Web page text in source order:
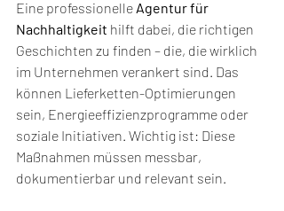
Eine professionelle Agentur für
Nachhaltigkeit hilft dabei, die richtigen
Geschichten zu finden – die, die wirklich
im Unternehmen verankert sind. Das
können Lieferketten-Optimierungen
sein, Energieeffizienzprogramme oder
soziale Initiativen. Wichtig ist: Diese
Maßnahmen müssen messbar,
dokumentierbar und relevant sein.